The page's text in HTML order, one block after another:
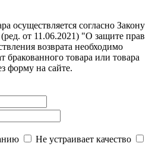
осуществляется согласно Закону
от 11.06.2021) "О защите прав
возврата необходимо
бракованного товара или товара
форму на сайте.
Не устраивает качество